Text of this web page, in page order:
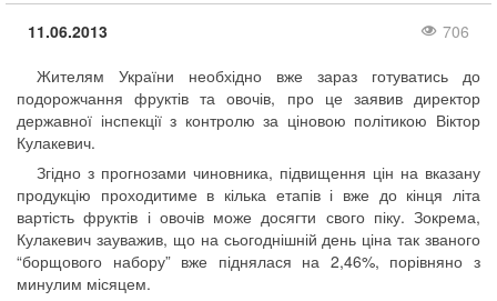
11.06.2013
706
Жителям України необхідно вже зараз готуватись до
подорожчання фруктів та овочів, про це заявив директор
державної інспекції з контролю за ціновою політикою Віктор
Кулакевич.
Згідно з прогнозами чиновника, підвищення цін на вказану
продукцію проходитиме в кілька етапів і вже до кінця літа
вартість фруктів і овочів може досягти свого піку. Зокрема,
Кулакевич зауважив, що на сьогоднішній день ціна так званого
“борщового набору” вже піднялася на 2,46%, порівняно з
минулим місяцем.